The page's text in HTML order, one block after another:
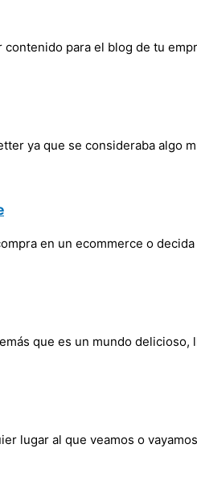
para el blog de tu
ya que se consideraba algo
en un ecommerce o
que es un mundo
lugar al que veamos o